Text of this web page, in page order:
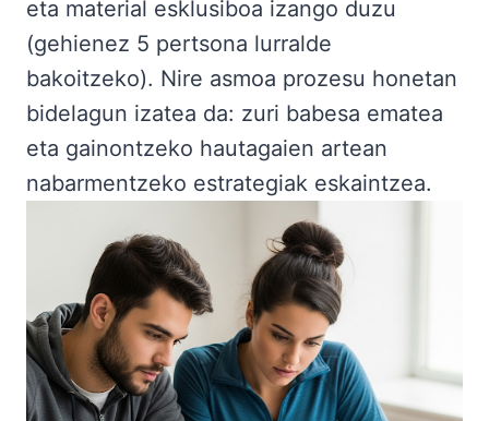
eta material esklusiboa izango duzu
(gehienez 5 pertsona lurralde
bakoitzeko). Nire asmoa prozesu honetan
bidelagun izatea da: zuri babesa ematea
eta gainontzeko hautagaien artean
nabarmentzeko estrategiak eskaintzea.